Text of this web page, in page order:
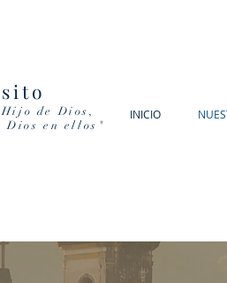
INICIO
de Dios,
Dios en ellos"